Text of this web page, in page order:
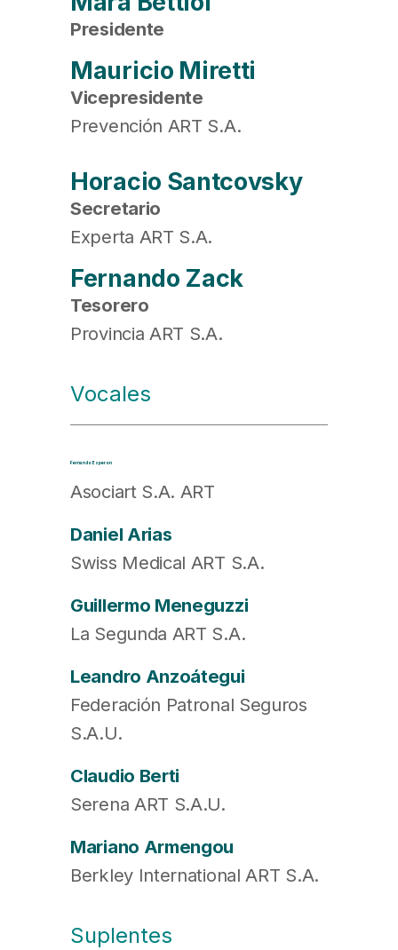
Presidente
Mauricio Miretti
Vicepresidente
Prevención ART S.A.
Horacio Santcovsky
Secretario
Experta ART S.A.
Fernando Zack
Tesorero
Provincia ART S.A.
Vocales
Fernando Esperon
Asociart S.A. ART
Daniel Arias
Swiss Medical ART S.A.
Guillermo Meneguzzi
La Segunda ART S.A.
Leandro Anzoátegui
Federación Patronal Seguros
S.A.U.
Claudio Berti
Serena ART S.A.U.
Mariano Armengou
Berkley International ART S.A.
Suplentes